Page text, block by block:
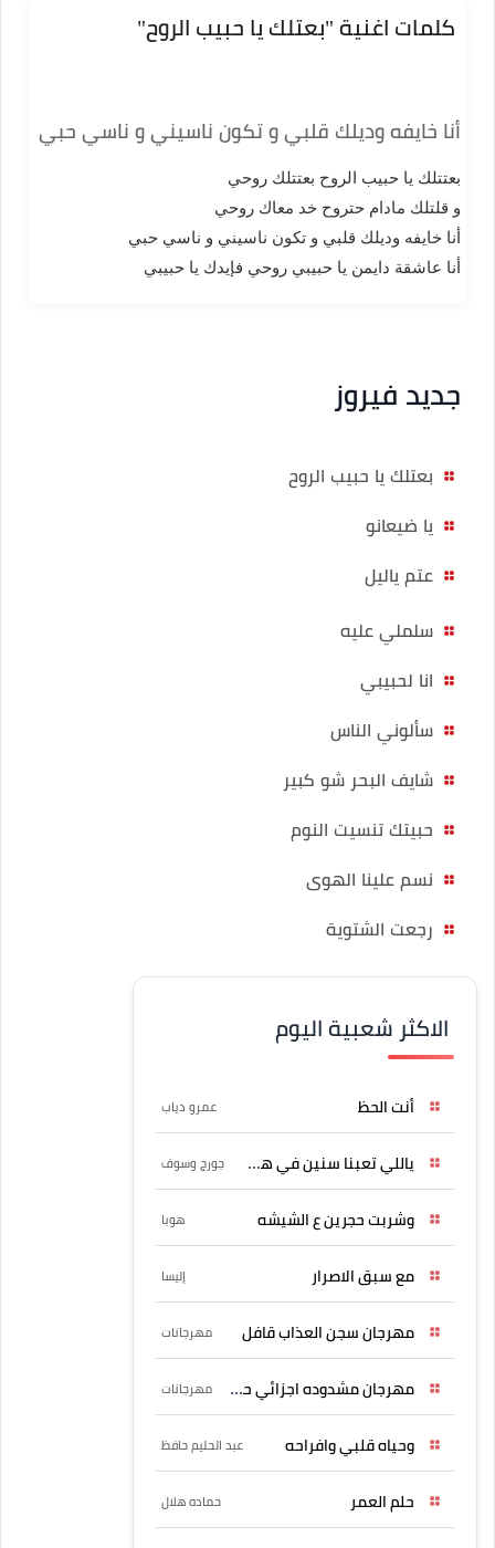
كلمات اغنية "بعتلك يا حبيب الروح"
أنا خايفه وديلك قلبي و تكون ناسيني و ناسي حبي
بعتتلك يا حبيب الروح بعتتلك روحي
و قلتلك مادام حتروح خد معاك روحي
أنا خايفه وديلك قلبي و تكون ناسيني و ناسي حبي
أنا عاشقة دايمن يا حبيبي روحي فإيدك يا حبيبي
جديد فيروز
بعتلك يا حبيب الروح
يا ضيعانو
عتم ياليل
سلملي عليه
انا لحبيبي
سألوني الناس
شايف البحر شو كبير
حبيتك تنسيت النوم
نسم علينا الهوى
رجعت الشتوية
الاكثر شعبية اليوم
أنت الحظ عمرو دياب
ياللي تعبنا سنين في هواه جورج وسوف
وشربت حجرين ع الشيشه هوبا
مع سبق الاصرار إليسا
مهرجان سجن العذاب قافل مهرجانات
مهرجان مشدوده اجزائي حربونى مهرجانات
وحياه قلبي وافراحه عبد الحليم حافظ
حلم العمر حماده هلال